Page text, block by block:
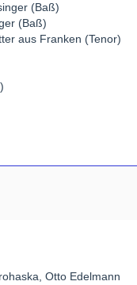
(Baß)
(Baß)
aus Franken (Tenor)
Otto Edelmann